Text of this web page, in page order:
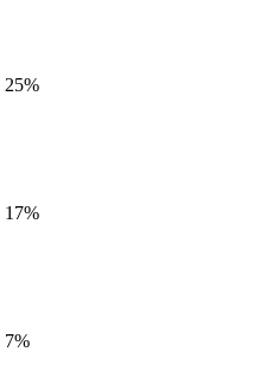
25%
17%
7%